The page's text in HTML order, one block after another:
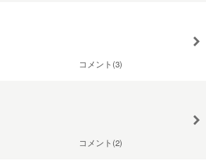
コメント(3)
コメント(2)